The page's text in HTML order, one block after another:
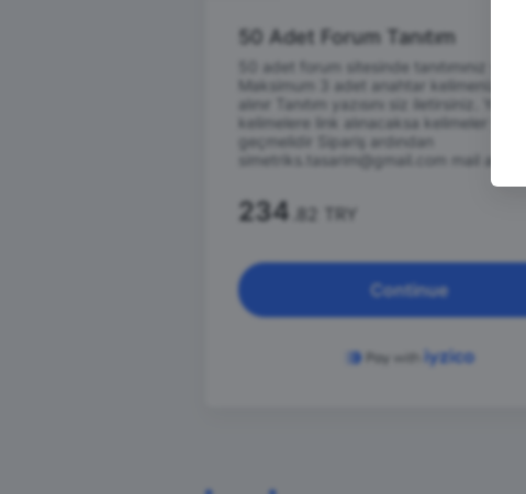
50 Adet Forum Tanıtım
50 adet forum sitesinde tanıtımınız yapılır
Maksimum 3 adet anahtar kelimenizden
alınır Tanıtım yazısını siz iletirsiniz. Yazı
kelimelere link alınacaksa kelimeler yazı
geçmelidir Sipariş ardından
simetriks.tasarim@gmail.com mail atınız
234 .82 TRY
Continue